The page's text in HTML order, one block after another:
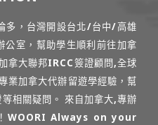
多，台灣開設台北/台中/高雄
公室，幫助學生順利前往加拿
拿大聯邦IRCC簽證顧問,全球
業加拿大代辦留遊學經驗，幫
相關疑問。 來自加拿大,專辦
WOORI Always on your